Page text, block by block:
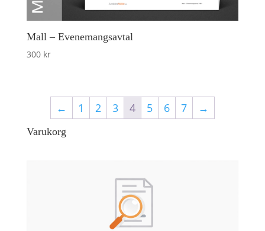
Mall – Evenemangsavtal
300 kr
← 1 2 3 4 5 6 7 →
Varukorg